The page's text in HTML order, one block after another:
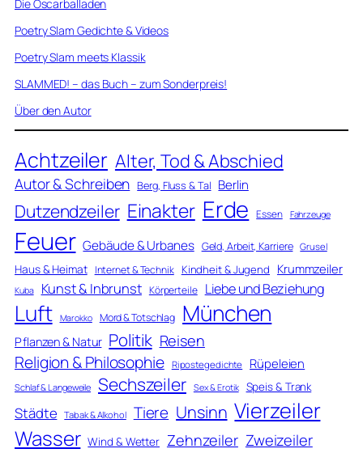
Die Oscarballaden
Poetry Slam Gedichte & Videos
Poetry Slam meets Klassik
SLAMMED! – das Buch – zum Sonderpreis!
Über den Autor
Achtzeiler Alter, Tod & Abschied
Autor & Schreiben Berg, Fluss & Tal Berlin
Dutzendzeiler Einakter Erde Essen Fahrzeuge
Feuer Gebäude & Urbanes Geld, Arbeit, Karriere Grusel
Haus & Heimat Internet & Technik Kindheit & Jugend Krummzeiler
Kuba Kunst & Inbrunst Körperteile Liebe und Beziehung
Luft Marokko Mord & Totschlag München
Pflanzen & Natur Politik Reisen
Religion & Philosophie Ripostegedichte Rüpeleien
Schlaf & Langeweile Sechszeiler Sex & Erotik Speis & Trank
Städte Tabak & Alkohol Tiere Unsinn Vierzeiler
Wasser Wind & Wetter Zehnzeiler Zweizeiler